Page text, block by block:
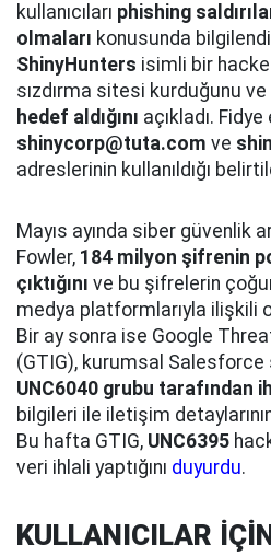
kullanıcıları phishing
olmaları konusunda
ShinyHunters isimli bir
sızdırma sitesi kurduğunu ve
hedef aldığını açıkladı.
shinycorp@tuta.com ve
adreslerinin kullanıldığı
Mayıs ayında siber güvenlik
Fowler, 184 milyon şifrenin
çıktığını ve bu şifrelerin
medya platformlarıyla ilişkili
Bir ay sonra ise Google
(GTIG), kurumsal Salesforce
UNC6040 grubu tarafından
bilgileri ile iletişim detaylarının
Bu hafta GTIG, UNC6395
veri ihlali yaptığını duyurdu.
KULLANICILAR